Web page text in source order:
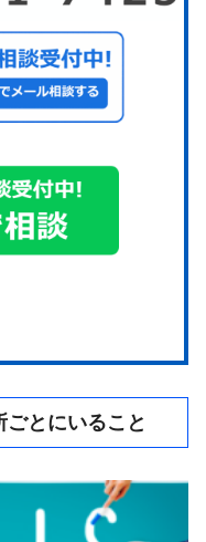
とにいること